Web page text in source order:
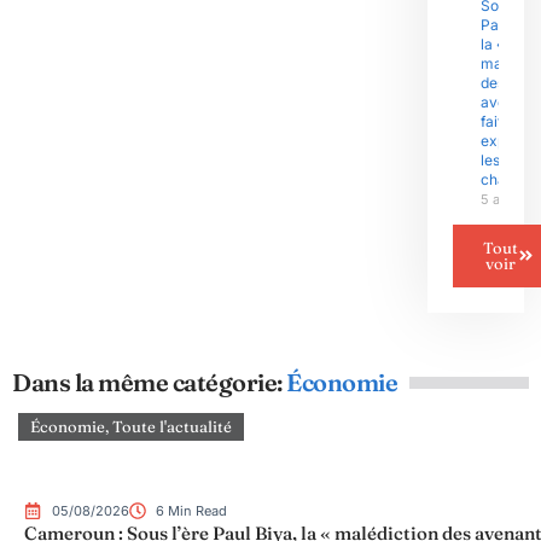
Sous
Paul
la «
des
fait
exploser
les
5 août
Tout
voir
Dans la même catégorie:Économie
Économie,Toute l'actualité
05/08/2026 6 Min Read
Cameroun : Sous l’ère Paul Biya, la « malédiction des